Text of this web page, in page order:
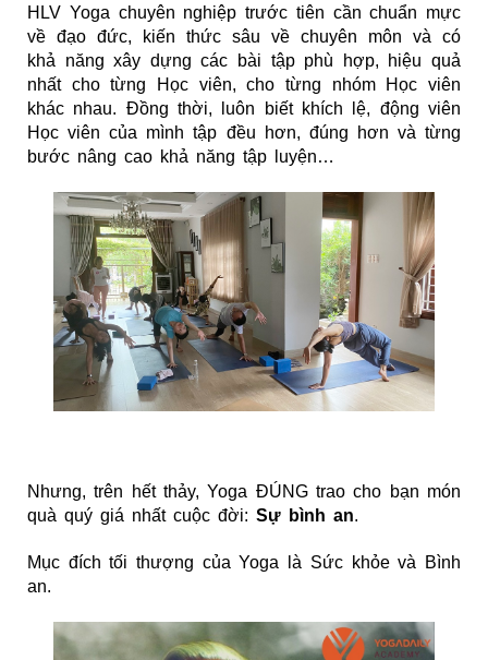
HLV Yoga chuyên nghiệp trước tiên cần chuẩn mực
về đạo đức, kiến thức sâu về chuyên môn và có
khả năng xây dựng các bài tập phù hợp, hiệu quả
nhất cho từng Học viên, cho từng nhóm Học viên
khác nhau. Đồng thời, luôn biết khích lệ, động viên
Học viên của mình tập đều hơn, đúng hơn và từng
bước nâng cao khả năng tập luyện…
Nhưng, trên hết thảy, Yoga ĐÚNG trao cho bạn món
quà quý giá nhất cuộc đời: Sự bình an.
Mục đích tối thượng của Yoga là Sức khỏe và Bình
an.